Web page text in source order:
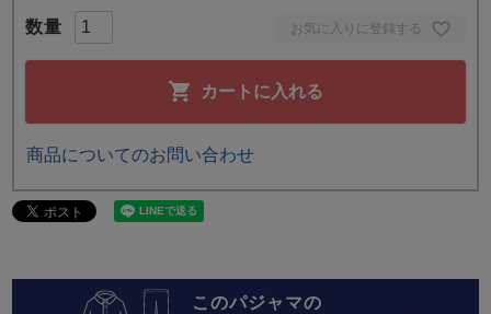
お気に入りに登録する
カートに入れる
商品についてのお問い合わせ
このパジャマの